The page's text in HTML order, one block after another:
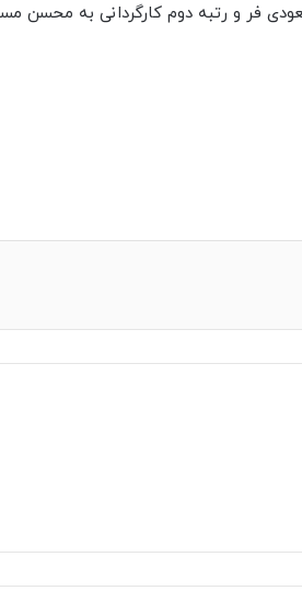
فر و رتبه دوم کارگردانی به محسن